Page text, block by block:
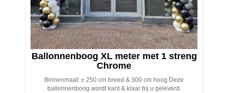
Ballonnenboog XL meter met 1 streng
Chrome
Binnenmaat: ± 250 cm breed & 300 cm hoog Deze
ballonnenboog wordt kant & klaar bij u geleverd.